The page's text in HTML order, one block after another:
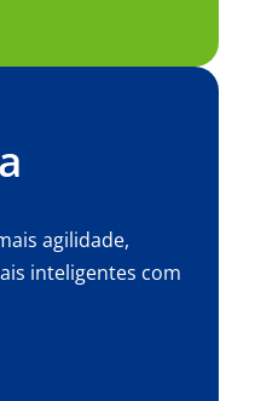
agilidade,
inteligentes com